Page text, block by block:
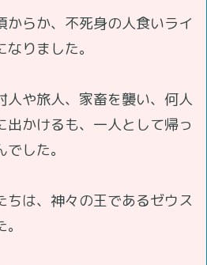
からか、不死身の人食いライ
りました。
人や旅人、家畜を襲い、何人
出かけるも、一人として帰っ
した。
ちは、神々の王であるゼウス